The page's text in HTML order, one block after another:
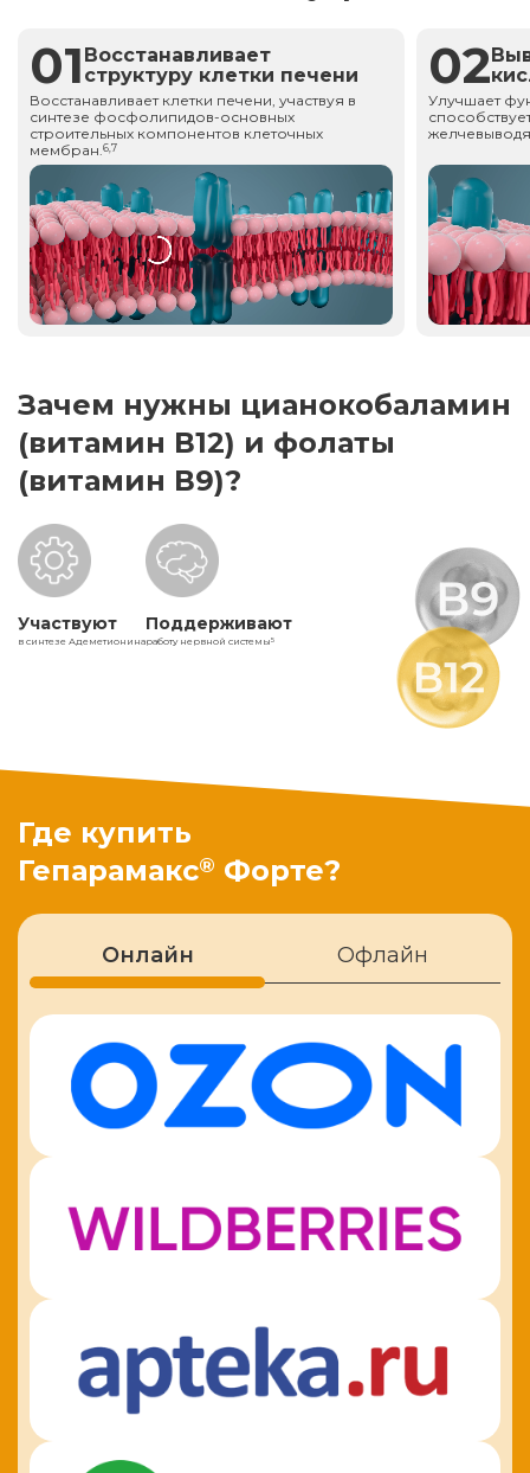
01 Восстанавливает
структуру клетки печени
Восстанавливает клетки печени, участвуя в
синтезе фосфолипидов-основных
строительных компонентов клеточных
мембран.6,7
02
Улучшает
Зачем нужны цианокобаламин
(витамин В12) и фолаты
(витамин В9)?
Участвуют
в синтезе Адеметионина
Поддерживают
работу нервной системы5
Где купить
Гепарамакс® Форте?
Онлайн Офлайн